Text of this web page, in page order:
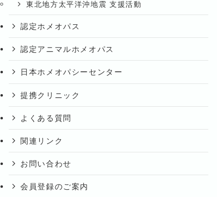
東北地方太平洋沖地震 支援活動
認定ホメオパス
認定アニマルホメオパス
日本ホメオパシーセンター
提携クリニック
よくある質問
関連リンク
お問い合わせ
会員登録のご案内